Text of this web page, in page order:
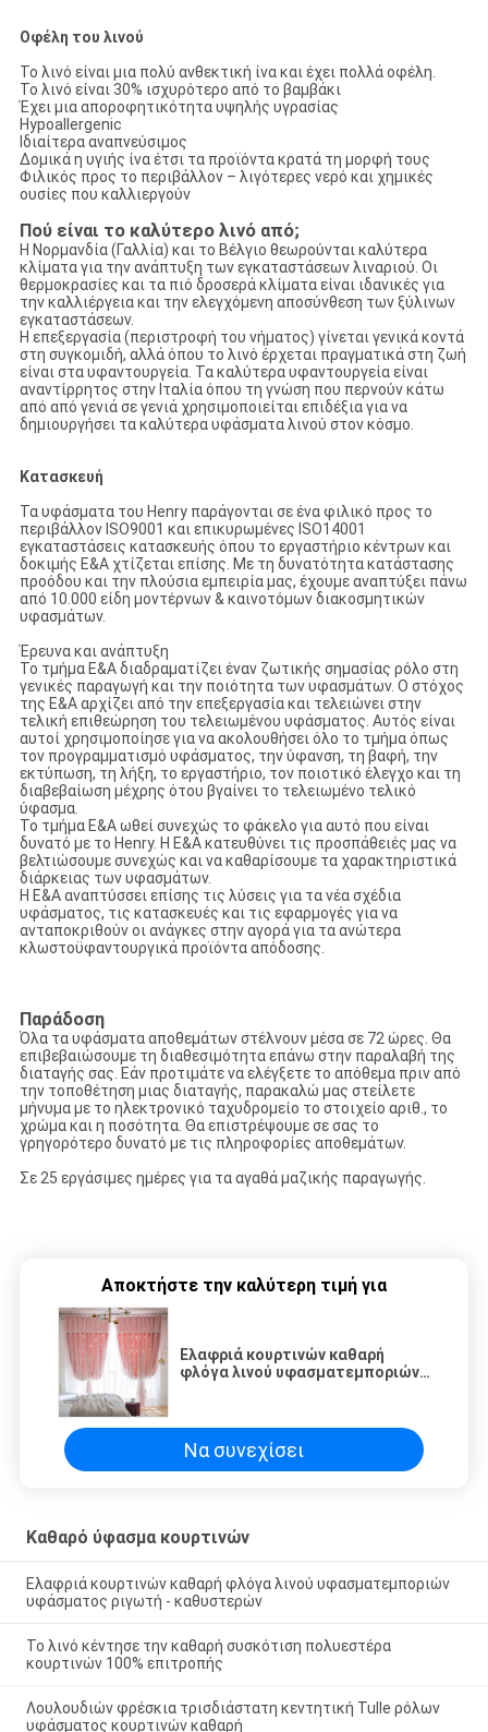
Οφέλη του λινού
Το λινό είναι μια πολύ ανθεκτική ίνα και έχει πολλά οφέλη.
Το λινό είναι 30% ισχυρότερο από το βαμβάκι
Έχει μια αποροφητικότητα υψηλής υγρασίας
Hypoallergenic
Ιδιαίτερα αναπνεύσιμος
Δομικά η υγιής ίνα έτσι τα προϊόντα κρατά τη μορφή τους
Φιλικός προς το περιβάλλον – λιγότερες νερό και χημικές
ουσίες που καλλιεργούν
Πού είναι το καλύτερο λινό από;
Η Νορμανδία (Γαλλία) και το Βέλγιο θεωρούνται καλύτερα
κλίματα για την ανάπτυξη των εγκαταστάσεων λιναριού. Οι
θερμοκρασίες και τα πιό δροσερά κλίματα είναι ιδανικές για
την καλλιέργεια και την ελεγχόμενη αποσύνθεση των ξύλινων
εγκαταστάσεων.
Η επεξεργασία (περιστροφή του νήματος) γίνεται γενικά κοντά
στη συγκομιδή, αλλά όπου το λινό έρχεται πραγματικά στη ζωή
είναι στα υφαντουργεία. Τα καλύτερα υφαντουργεία είναι
αναντίρρητος στην Ιταλία όπου τη γνώση που περνούν κάτω
από από γενιά σε γενιά χρησιμοποιείται επιδέξια για να
δημιουργήσει τα καλύτερα υφάσματα λινού στον κόσμο.
Κατασκευή
Τα υφάσματα του Henry παράγονται σε ένα φιλικό προς το
περιβάλλον ISO9001 και επικυρωμένες ISO14001
εγκαταστάσεις κατασκευής όπου το εργαστήριο κέντρων και
δοκιμής Ε&Α χτίζεται επίσης. Με τη δυνατότητα κατάστασης
προόδου και την πλούσια εμπειρία μας, έχουμε αναπτύξει πάνω
από 10.000 είδη μοντέρνων & καινοτόμων διακοσμητικών
υφασμάτων.
Έρευνα και ανάπτυξη
Το τμήμα Ε&Α διαδραματίζει έναν ζωτικής σημασίας ρόλο στη
γενικές παραγωγή και την ποιότητα των υφασμάτων. Ο στόχος
της Ε&Α αρχίζει από την επεξεργασία και τελειώνει στην
τελική επιθεώρηση του τελειωμένου υφάσματος. Αυτός είναι
αυτοί χρησιμοποίησε για να ακολουθήσει όλο το τμήμα όπως
τον προγραμματισμό υφάσματος, την ύφανση, τη βαφή, την
εκτύπωση, τη λήξη, το εργαστήριο, τον ποιοτικό έλεγχο και τη
διαβεβαίωση μέχρης ότου βγαίνει το τελειωμένο τελικό
ύφασμα.
Το τμήμα Ε&Α ωθεί συνεχώς το φάκελο για αυτό που είναι
δυνατό με το Henry. Η Ε&Α κατευθύνει τις προσπάθειές μας να
βελτιώσουμε συνεχώς και να καθαρίσουμε τα χαρακτηριστικά
διάρκειας των υφασμάτων.
Η Ε&Α αναπτύσσει επίσης τις λύσεις για τα νέα σχέδια
υφάσματος, τις κατασκευές και τις εφαρμογές για να
ανταποκριθούν οι ανάγκες στην αγορά για τα ανώτερα
κλωστοϋφαντουργικά προϊόντα απόδοσης.
Παράδοση
Όλα τα υφάσματα αποθεμάτων στέλνουν μέσα σε 72 ώρες. Θα
επιβεβαιώσουμε τη διαθεσιμότητα επάνω στην παραλαβή της
διαταγής σας. Εάν προτιμάτε να ελέγξετε το απόθεμα πριν από
την τοποθέτηση μιας διαταγής, παρακαλώ μας στείλετε
μήνυμα με το ηλεκτρονικό ταχυδρομείο το στοιχείο αριθ., το
χρώμα και η ποσότητα. Θα επιστρέψουμε σε σας το
γρηγορότερο δυνατό με τις πληροφορίες αποθεμάτων.
Σε 25 εργάσιμες ημέρες για τα αγαθά μαζικής παραγωγής.
Αποκτήστε την καλύτερη τιμή για
Ελαφριά κουρτινών καθαρή
φλόγα λινού υφασματεμποριών
Να συνεχίσει
Καθαρό ύφασμα κουρτινών
Ελαφριά κουρτινών καθαρή φλόγα λινού υφασματεμποριών
υφάσματος ριγωτή - καθυστερών
Το λινό κέντησε την καθαρή συσκότιση πολυεστέρα
κουρτινών 100% επιτροπής
Λουλουδιών φρέσκια τρισδιάστατη κεντητική Tulle ρόλων
υφάσματος κουρτινών καθαρή